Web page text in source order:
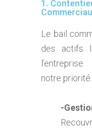
1.
Le bail
des actifs
notre
-